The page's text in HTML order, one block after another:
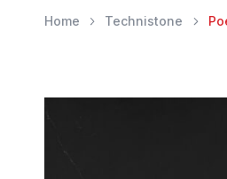
Home Technistone